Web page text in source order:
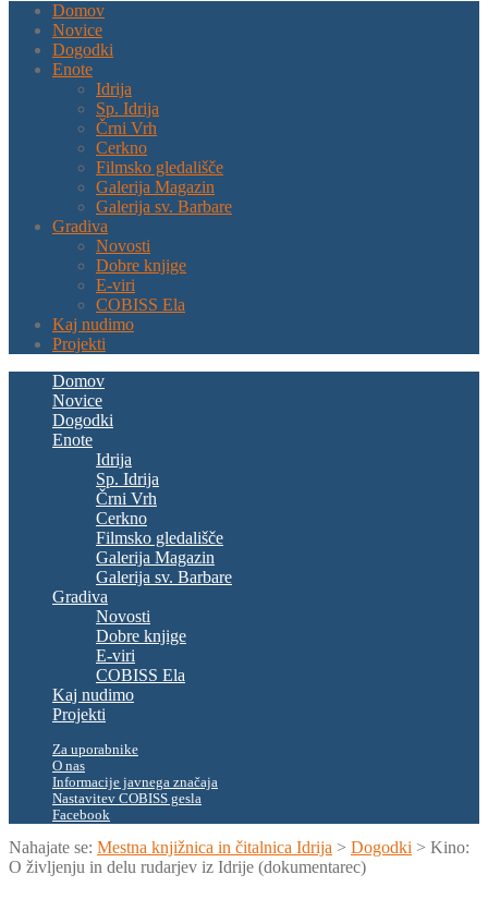
Domov
Novice
Dogodki
Enote
Idrija
Sp. Idrija
Črni Vrh
Cerkno
Filmsko gledališče
Galerija Magazin
Galerija sv. Barbare
Gradiva
Novosti
Dobre knjige
E-viri
COBISS Ela
Kaj nudimo
Projekti
Domov
Novice
Dogodki
Enote
Idrija
Sp. Idrija
Črni Vrh
Cerkno
Filmsko gledališče
Galerija Magazin
Galerija sv. Barbare
Gradiva
Novosti
Dobre knjige
E-viri
COBISS Ela
Kaj nudimo
Projekti
Za uporabnike
O nas
Informacije javnega značaja
Nastavitev COBISS gesla
Facebook
Nahajate se: Mestna knjižnica in čitalnica Idrija > Dogodki > Kino:
O življenju in delu rudarjev iz Idrije (dokumentarec)